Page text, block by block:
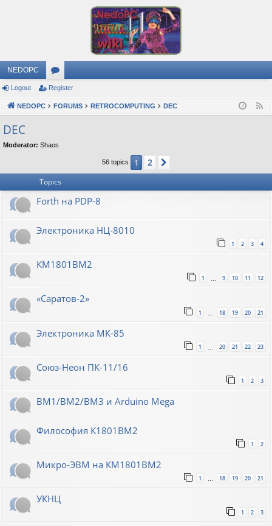
NEDOPC
or
u
s
Logout Register
NEDOPC FORUMS RETROCOMPUTING DEC
DEC
Moderator: Shaos
56 topics 1 2
Topics
Forth на PDP-8
Электроника НЦ-8010
1 2 3 4
КМ1801ВМ2
1 … 9 10 11 12
«Саратов-2»
1 18 19 20 21
Электроника МК-85
1 20 21 22 23
Союз-Неон ПК-11/16
1 2 3
ВМ1/ВМ2/ВМ3 и Arduino Mega
Философия К1801ВМ2
1 2
Микро-ЭВМ на КМ1801ВМ2
1 18 19 20 21
УКНЦ
1 2 3